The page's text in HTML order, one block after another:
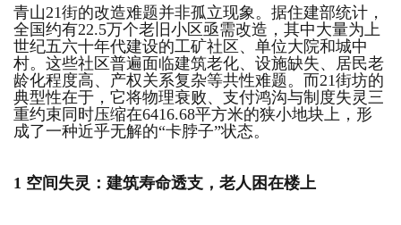
青山21街的改造难题并非孤立现象。据住建部统计，
全国约有22.5万个老旧小区亟需改造，其中大量为上
世纪五六十年代建设的工矿社区、单位大院和城中
村。这些社区普遍面临建筑老化、设施缺失、居民老
龄化程度高、产权关系复杂等共性难题。而21街坊的
典型性在于，它将物理衰败、支付鸿沟与制度失灵三
重约束同时压缩在6416.68平方米的狭小地块上，形
成了一种近乎无解的“卡脖子”状态。
1 空间失灵：建筑寿命透支，老人困在楼上